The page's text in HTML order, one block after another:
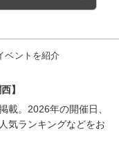
ベントを紹介
】
載。2026年の開催日、
気ランキングなどをお